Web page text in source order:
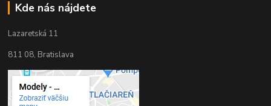
Kde nás nájdete
Lazaretská 11
811 08, Bratislava